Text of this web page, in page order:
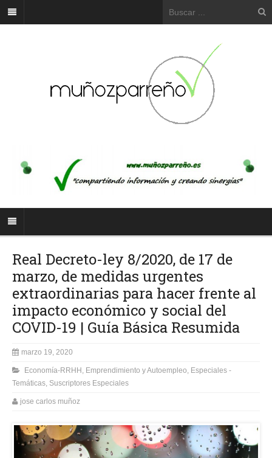
Real Decreto-ley 8/2020, de 17 de
marzo, de medidas urgentes
extraordinarias para hacer frente al
impacto económico y social del
COVID-19 | Guía Básica Resumida
marzo 19, 2020
Economía-RRHH Emprendimiento y Autoempleo Especiales -
Temáticas Suscriptores Especiales
jose carlos muñoz